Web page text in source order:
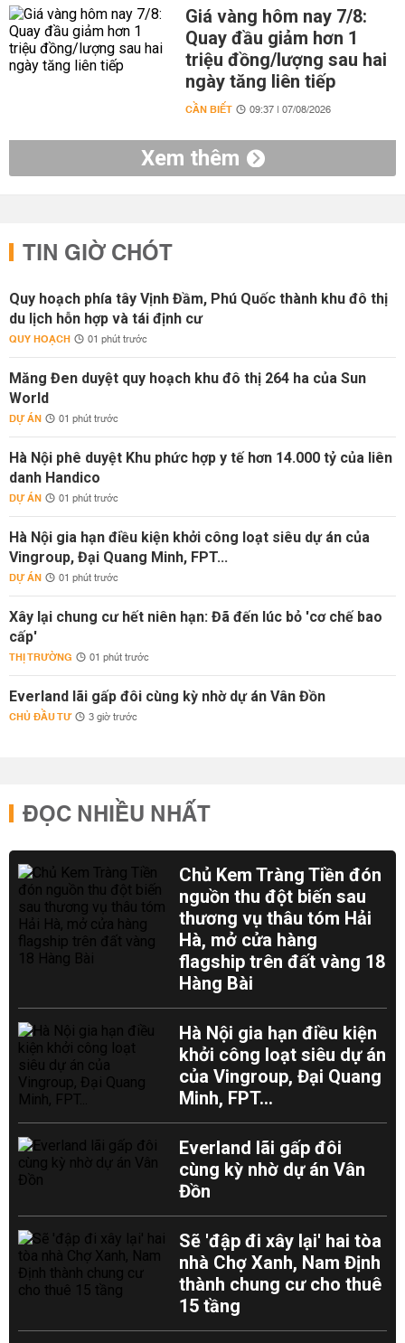
Giá vàng hôm nay 7/8:
Quay đầu giảm hơn 1
triệu đồng/lượng sau hai
ngày tăng liên tiếp
CẦN BIẾT 09:37 | 07/08/2026
Xem thêm
TIN GIỜ CHÓT
Quy hoạch phía tây Vịnh Đầm, Phú Quốc thành khu đô thị
du lịch hỗn hợp và tái định cư
QUY HOẠCH 01 phút trước
Măng Đen duyệt quy hoạch khu đô thị 264 ha của Sun
World
DỰ ÁN 01 phút trước
Hà Nội phê duyệt Khu phức hợp y tế hơn 14.000 tỷ của liên
danh Handico
DỰ ÁN 01 phút trước
Hà Nội gia hạn điều kiện khởi công loạt siêu dự án của
Vingroup, Đại Quang Minh, FPT...
DỰ ÁN 01 phút trước
Xây lại chung cư hết niên hạn: Đã đến lúc bỏ 'cơ chế bao
cấp'
THỊ TRƯỜNG 01 phút trước
Everland lãi gấp đôi cùng kỳ nhờ dự án Vân Đồn
CHỦ ĐẦU TƯ 3 giờ trước
ĐỌC NHIỀU NHẤT
Chủ Kem Tràng Tiền đón
nguồn thu đột biến sau
thương vụ thâu tóm Hải
Hà, mở cửa hàng
flagship trên đất vàng 18
Hàng Bài
Hà Nội gia hạn điều kiện
khởi công loạt siêu dự án
của Vingroup, Đại Quang
Minh, FPT...
Everland lãi gấp đôi
cùng kỳ nhờ dự án Vân
Đồn
Sẽ 'đập đi xây lại' hai tòa
nhà Chợ Xanh, Nam Định
thành chung cư cho thuê
15 tầng